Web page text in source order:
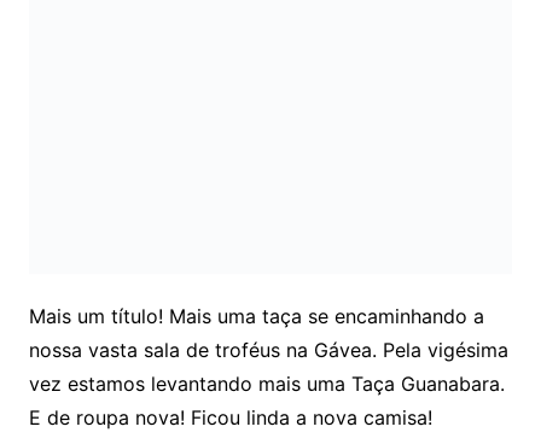
Mais um título! Mais uma taça se encaminhando a
nossa vasta sala de troféus na Gávea. Pela vigésima
vez estamos levantando mais uma Taça Guanabara.
E de roupa nova! Ficou linda a nova camisa!